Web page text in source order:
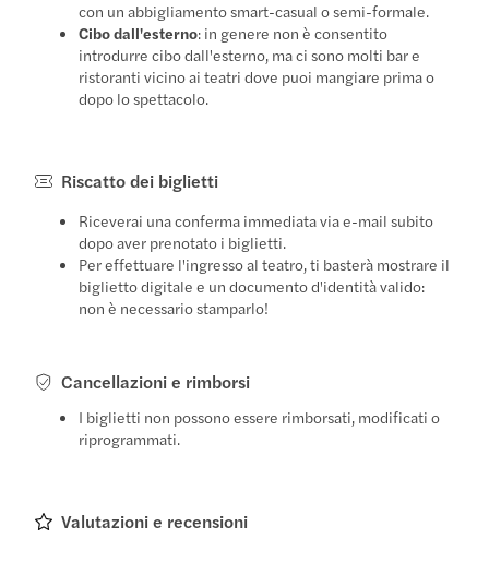
con un abbigliamento smart-casual o semi-formale.
Cibo dall'esterno: in genere non è consentito
introdurre cibo dall'esterno, ma ci sono molti bar e
ristoranti vicino ai teatri dove puoi mangiare prima o
dopo lo spettacolo.
Riscatto dei biglietti
Riceverai una conferma immediata via e-mail subito
dopo aver prenotato i biglietti.
Per effettuare l'ingresso al teatro, ti basterà mostrare il
biglietto digitale e un documento d'identità valido:
non è necessario stamparlo!
Cancellazioni e rimborsi
I biglietti non possono essere rimborsati, modificati o
riprogrammati.
Valutazioni e recensioni